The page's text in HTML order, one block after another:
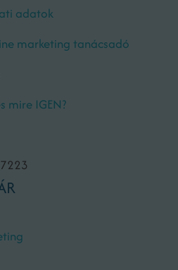
adatok
marketing tanácsadó
mire IGEN?